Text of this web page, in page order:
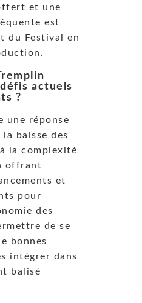
et une
est
du Festival en
actuels
?
une réponse
baisse des
la complexité
offrant
et
pour
des
de se
bonnes
intégrer dans
balisé